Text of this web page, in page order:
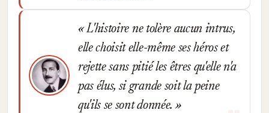
L'histoire ne tolère aucun intrus,
elle choisit elle-même ses héros et
rejette sans pitié les êtres qu'elle n'a
pas élus, si grande soit la peine
qu'ils se sont donnée.